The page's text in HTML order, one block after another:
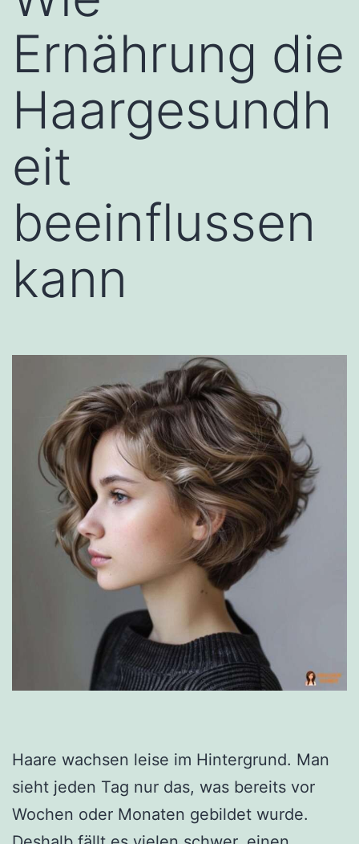
Ernährung die
Haargesundh
eit
beeinflussen
kann
Haare wachsen leise im Hintergrund. Man
sieht jeden Tag nur das, was bereits vor
Wochen oder Monaten gebildet wurde.